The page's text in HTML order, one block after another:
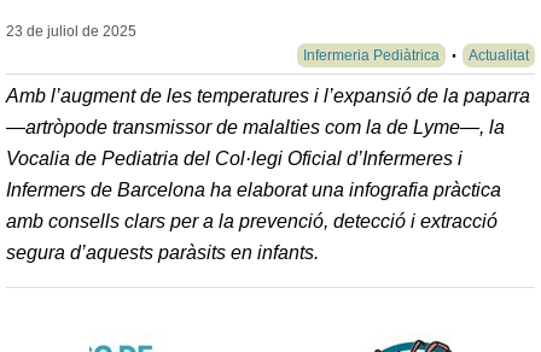
23 de juliol de 2025
Infermeria Pediàtrica
Actualitat
Amb l’augment de les temperatures i l’expansió de la paparra
—artròpode transmissor de malalties com la de Lyme—, la
Vocalia de Pediatria del Col·legi Oficial d’Infermeres i
Infermers de Barcelona ha elaborat una infografia pràctica
amb consells clars per a la prevenció, detecció i extracció
segura d’aquests paràsits en infants.